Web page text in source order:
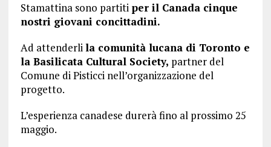
Stamattina sono partitiper il Canada cinque
nostri giovani concittadini.
Ad attenderlila comunità lucana di Toronto e
la Basilicata Cultural Society, partner del
Comune di Pisticci nell’organizzazione del
progetto.
L’esperienza canadese durerà fino al prossimo 25
maggio.